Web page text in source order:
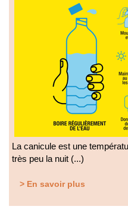
La canicule est une
très peu la nuit (...)
> En savoir plus